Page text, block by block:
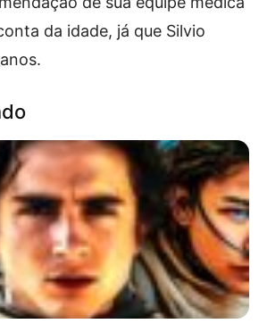
da idade, já que Silvio